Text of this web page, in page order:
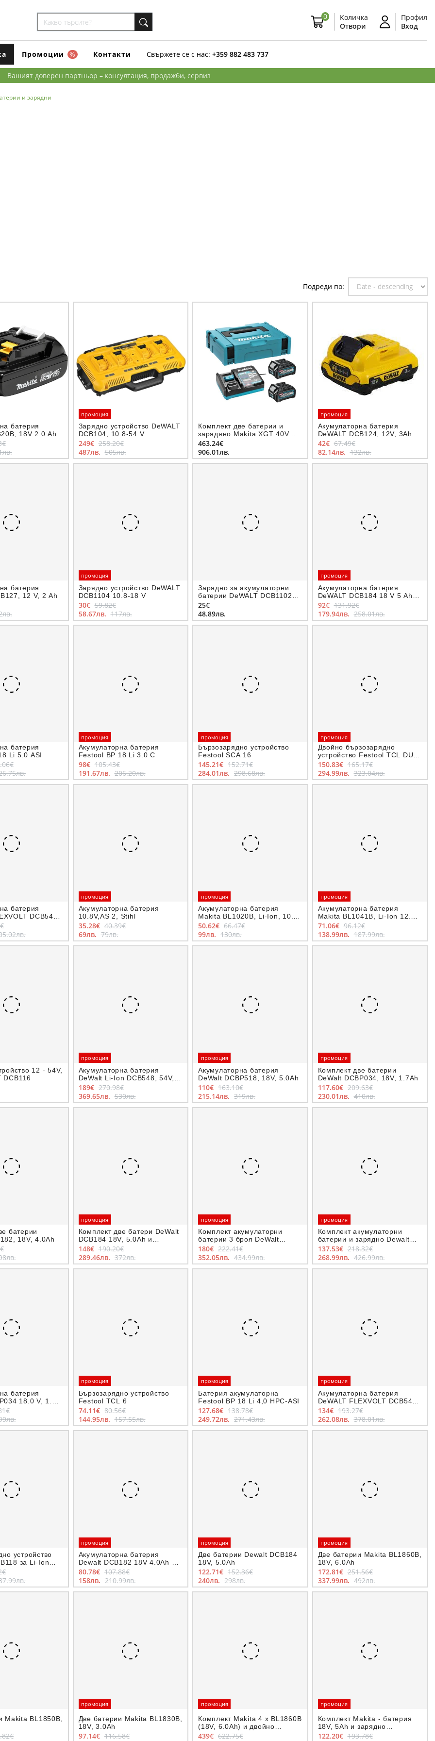
0
Количка
Отвори
Профил
Вход
Промоции % Контакти Свържете се с нас: +359 882 483 737
Вашият доверен партньор – консултация, продажби, сервиз
и зарядни
Подреди по:
батерия
18V 2.0 Ah
промоция
Зарядно устройство DeWALT
DCB104, 10.8-54 V
249€ 258.20€
487лв. 505лв.
Комплект две батерии и
зарядяно Makita XGT 40V
2.5Ah
463.24€
906.01лв.
промоция
Акумулаторна батерия
DeWALT DCB124, 12V, 3Ah
42€ 67.49€
82.14лв. 132лв.
батерия
12 V, 2 Ah
промоция
Зарядно устройство DeWALT
DCB1104 10.8-18 V
30€ 59.82€
58.67лв. 117лв.
Зарядно за акумулаторни
батерии DeWALT DCB1102
10.8-18 V
25€
48.89лв.
промоция
Акумулаторна батерия
DeWALT DCB184 18 V 5 Ah и
зарядно DCB115
92€ 131.92€
179.94лв. 258.01лв.
батерия
Li 5.0 ASI
промоция
Акумулаторна батерия
Festool BP 18 Li 3.0 C
98€ 105.43€
191.67лв. 206.20лв.
промоция
Бързозарядно устройство
Festool SCA 16
145.21€ 152.71€
284.01лв. 298.68лв.
промоция
Двойно бързозарядно
устройство Festool TCL DUO
6
150.83€ 165.17€
294.99лв. 323.04лв.
батерия
DCB546,
промоция
Акумулаторна батерия
10.8V,AS 2, Stihl
35.28€ 40.39€
69лв. 79лв.
промоция
Акумулаторна батерия
Makita BL1020B, Li-Ion, 10.8-
12V, 2.0 Ah
50.62€ 66.47€
99лв. 130лв.
промоция
Акумулаторна батерия
Makita BL1041B, Li-Ion 12.0
V, 4.0 Ah
71.06€ 96.12€
138.99лв. 187.99лв.
12 - 54V,
DCB116
промоция
Акумулаторна батерия
DeWalt Li-Ion DCB548, 54V,
12Ah
189€ 270.98€
369.65лв. 530лв.
промоция
Акумулаторна батерия
DeWalt DCBP518, 18V, 5.0Ah
110€ 163.10€
215.14лв. 319лв.
промоция
Комплект две батерии
DeWalt DCBP034, 18V, 1.7Ah
117.60€ 209.63€
230.01лв. 410лв.
батерии
18V, 4.0Ah
промоция
Комплект две батери DeWalt
DCB184 18V, 5.0Ah и
зарядно DCB1104
148€ 190.20€
289.46лв. 372лв.
промоция
Комплект акумулаторни
батерии 3 броя DeWalt
DCB184, 18V, 5.0Ah
180€ 222.41€
352.05лв. 434.99лв.
промоция
Комплект акумулаторни
батерии и зарядно Dewalt
PowerStack DCB1102E2, 18V,
1.7Ah
137.53€ 218.32€
268.99лв. 426.99лв.
батерия
18.0 V, 1.7
промоция
Бързозарядно устройство
Festool TCL 6
74.11€ 80.56€
144.95лв. 157.55лв.
промоция
Батерия акумулаторна
Festool BP 18 Li 4,0 HPC-ASI
127.68€ 138.78€
249.72лв. 271.43лв.
промоция
Акумулаторна батерия
DeWALT FLEXVOLT DCB547,
54/18 V, 3/9 Ah
134€ 193.27€
262.08лв. 378.01лв.
устройство
за Li-Ion
V
промоция
Акумулаторна батерия
Dewalt DCB182 18V 4.0Ah и
бързо зарядно DCB115
80.78€ 107.88€
158лв. 210.99лв.
промоция
Две батерии Dewalt DCB184
18V, 5.0Ah
122.71€ 152.36€
240лв. 298лв.
промоция
Две батерии Makita BL1860B,
18V, 6.0Ah
172.81€ 251.56€
337.99лв. 492лв.
Makita BL1850B,
промоция
Две батерии Makita BL1830B,
18V, 3.0Ah
97.14€ 116.58€
промоция
Комплект Makita 4 x BL1860B
(18V, 6.0Ah) и двойно
зарядно DC18RD
439€ 622.75€
промоция
Комплект Makita - батерия
18V, 5Ah и зарядно
устройство
122.20€ 193.78€